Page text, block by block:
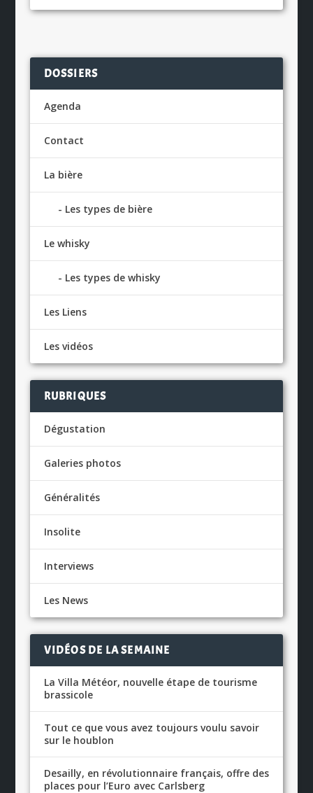
DOSSIERS
Agenda
Contact
La bière
Les types de bière
Le whisky
Les types de whisky
Les Liens
Les vidéos
RUBRIQUES
Dégustation
Galeries photos
Généralités
Insolite
Interviews
Les News
VIDÉOS DE LA SEMAINE
La Villa Météor, nouvelle étape de tourisme
brassicole
Tout ce que vous avez toujours voulu savoir
sur le houblon
Desailly, en révolutionnaire français, offre des
places pour l’Euro avec Carlsberg